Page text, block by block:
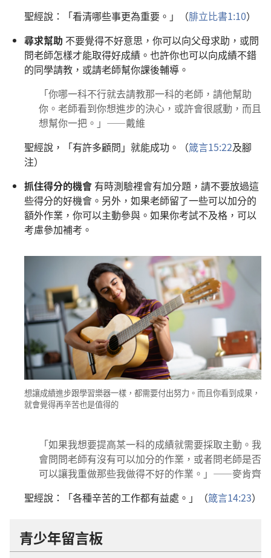
聖經說：「看清哪些事更為重要。」（腓立比書1:10）
尋求幫助 不要覺得不好意思，你可以向父母求助，或問
問老師怎樣才能取得好成績。也許你也可以向成績不錯
的同學請教，或請老師幫你課後輔導。
「你哪一科不行就去請教那一科的老師，請他幫助
你。老師看到你想進步的決心，或許會很感動，而且
想幫你一把。」——戴維
聖經說，「有許多顧問」就能成功。（箴言15:22及腳
注）
抓住得分的機會 有時測驗裡會有加分題，請不要放過這
些得分的好機會。另外，如果老師留了一些可以加分的
額外作業，你可以主動參與。如果你考試不及格，可以
考慮參加補考。
想讓成績進步跟學習樂器一樣，都需要付出努力。而且你看到成果，
就會覺得再辛苦也是值得的
「如果我想要提高某一科的成績就需要採取主動。我
會問問老師有沒有可以加分的作業，或者問老師是否
可以讓我重做那些我做得不好的作業。」——麥肯齊
聖經說：「各種辛苦的工作都有益處。」（箴言14:23）
青少年留言板